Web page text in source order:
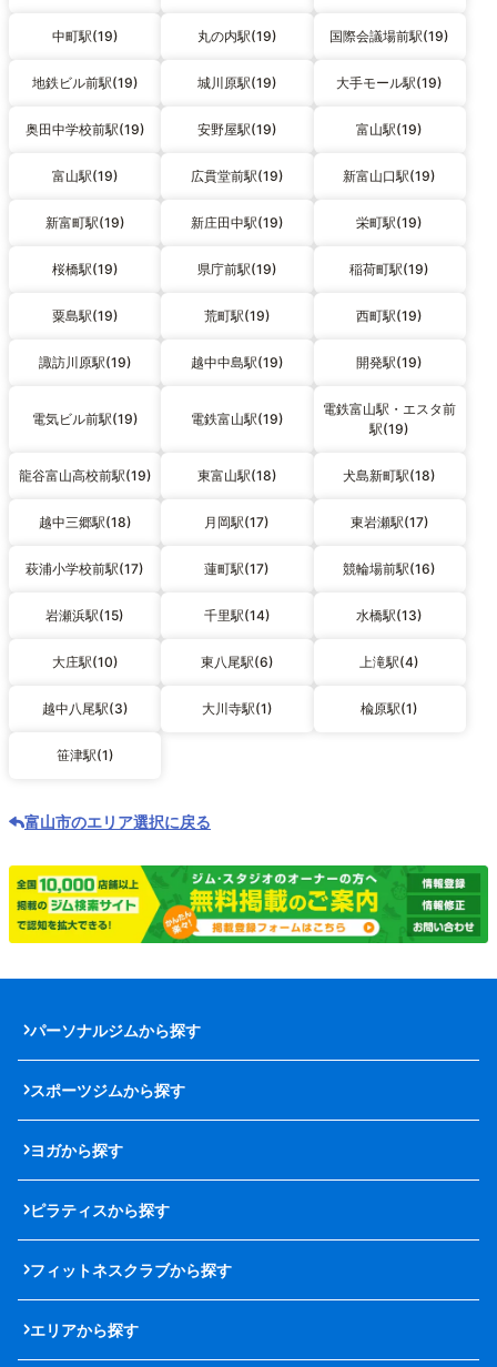
中町駅(19) 丸の内駅(19) 国際会議場前駅(19)
地鉄ビル前駅(19) 城川原駅(19) 大手モール駅(19)
奥田中学校前駅(19) 安野屋駅(19) 富山駅(19)
富山駅(19) 広貫堂前駅(19) 新富山口駅(19)
新富町駅(19) 新庄田中駅(19) 栄町駅(19)
桜橋駅(19) 県庁前駅(19) 稲荷町駅(19)
粟島駅(19) 荒町駅(19) 西町駅(19)
諏訪川原駅(19) 越中中島駅(19) 開発駅(19)
電気ビル前駅(19) 電鉄富山駅(19)
電鉄富山駅・エスタ前
駅(19)
龍谷富山高校前駅(19) 東富山駅(18) 犬島新町駅(18)
越中三郷駅(18) 月岡駅(17) 東岩瀬駅(17)
萩浦小学校前駅(17) 蓮町駅(17) 競輪場前駅(16)
岩瀬浜駅(15) 千里駅(14) 水橋駅(13)
大庄駅(10) 東八尾駅(6) 上滝駅(4)
越中八尾駅(3) 大川寺駅(1) 楡原駅(1)
笹津駅(1)
富山市のエリア選択に戻る
パーソナルジムから探す
スポーツジムから探す
ヨガから探す
ピラティスから探す
フィットネスクラブから探す
エリアから探す